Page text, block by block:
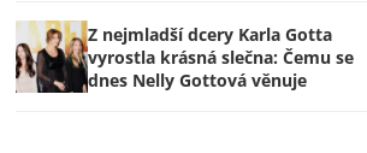
Z nejmladší dcery Karla Gotta
vyrostla krásná slečna: Čemu se
dnes Nelly Gottová věnuje